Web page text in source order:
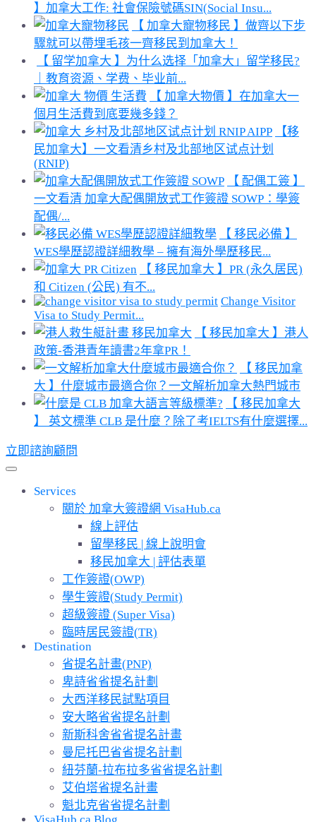
】加拿大工作: 社會保險號碼SIN(Social Insu...
【 加拿大寵物移民 】做齊以下步
驟就可以帶埋毛孩一齊移民到加拿大！
【 留学加拿大 】为什么选择「加拿大」留学移民?
｜教育资源、学费、毕业前...
【 加拿大物價 】在加拿大一
個月生活費到底要幾多錢？
【移
民加拿大】一文看清乡村及北部地区试点计划
(RNIP)
【 配偶工簽 】
一文看清 加拿大配偶開放式工作簽證 SOWP：學簽
配偶/...
【 移民必備 】
WES學歷認證詳細教學 – 擁有海外學歷移民...
【 移民加拿大 】PR (永久居民)
和 Citizen (公民) 有不...
Change Visitor
Visa to Study Permit...
【 移民加拿大 】港人
政策-香港青年讀書2年拿PR！
【 移民加拿
大 】什麼城市最適合你？一文解析加拿大熱門城市
【 移民加拿大
】 英文標準 CLB 是什麼？除了考IELTS有什麼選擇...
立即諮詢顧問
Services
關於 加拿大簽證網 VisaHub.ca
線上評估
留學移民 | 線上說明會
移民加拿大 | 評估表單
工作簽證(OWP)
學生簽證(Study Permit)
超級簽證 (Super Visa)
臨時居民簽證(TR)
Destination
省提名計畫(PNP)
卑詩省省提名計劃
大西洋移民試點項目
安大略省省提名計劃
新斯科舍省省提名計畫
曼尼托巴省省提名計劃
紐芬蘭-拉布拉多省省提名計劃
艾伯塔省提名計畫
魁北克省省提名計劃